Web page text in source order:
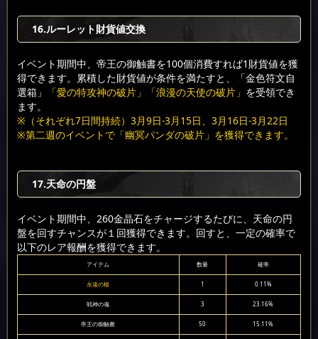
16.ルーレット財貨値交換
イベント期間中、帝王の御触書を100個消費すれば1財貨値を獲
得できます。累積した財貨値が条件を満たすと、「金色符文自
選箱」
「愛の特攻神の破片」「浪漫の天使の破片」 を受領でき
ます。
※（それぞれ7日間持続）3月9日-3月15日、3月16日-3月22日
※第二週のイベントで「幽冥パンダの破片」を獲得できます。
17.天命の円盤
イベント期間中、260金晶石をチャージするたびに、天命の円
盤を回すチャンスが１回獲得できます。回すと、一定の確率で
以下のレア報酬を獲得できます。
アイテム 数量 確率
永遠の槍 1 0.11%
戦神の魂 3 23.16%
帝王の御触書 50 15.11%